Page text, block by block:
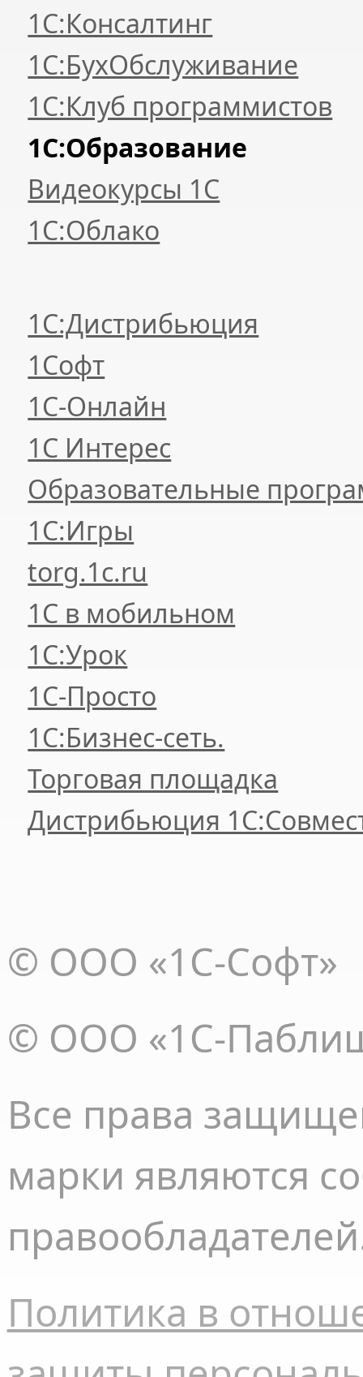
1С:Консалтинг
1С:БухОбслуживание
1С:Клуб программистов
1С:Образование
Видеокурсы 1С
1С:Облако
1С:Дистрибьюция
1Софт
1С-Онлайн
1С Интерес
Образовательные
1С:Игры
torg.1c.ru
1С в мобильном
1С:Урок
1C-Просто
1С:Бизнес-сеть.
Торговая площадка
Дистрибьюция
© ООО «1С-Софт»
© ООО «1С-
Все права
марки являются
Политика в